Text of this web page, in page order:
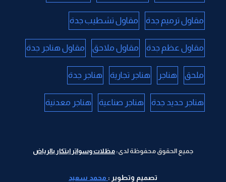
مقاول ترميم جدة مقاول تشطيب جدة
مقاول عظم جدة مقاول ملاحق مقاول هناجر جدة
ملحق هناجر هناجر تجارية هناجر جدة
هناجر حديد جدة هناجر صناعية هناجر معدنية
جميع الحقوق محفوظة لدى: مظلات وسواتر ابتكار بالرياض
تصميم وتطوير : محمد سعيد